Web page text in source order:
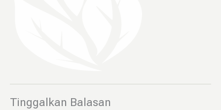
Tinggalkan Balasan